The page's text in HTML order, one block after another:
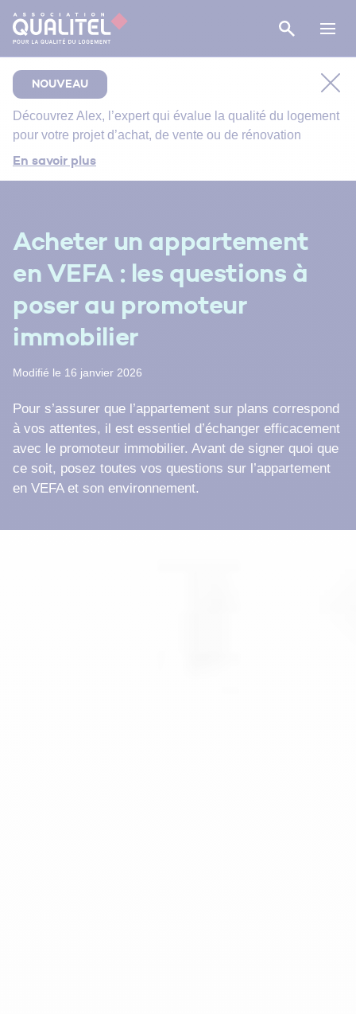
Comment bien suivre le chantier de rénovation de
votre salle de bain ?
retrouver ?
NOUVEAU
Découvrez Alex, l’expert qui évalue la qualité du logement
pour votre projet d’achat, de vente ou de rénovation
En savoir plus
Acheter un appartement
en VEFA : les questions à
poser au promoteur
immobilier
Modifié le 16 janvier 2026
Pour s’assurer que l’appartement sur plans correspond
à vos attentes, il est essentiel d’échanger efficacement
avec le promoteur immobilier. Avant de signer quoi que
ce soit, posez toutes vos questions sur l’appartement
en VEFA et son environnement.